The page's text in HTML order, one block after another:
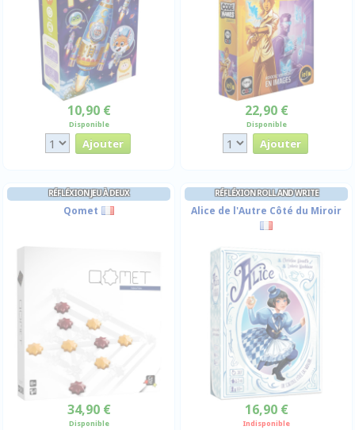
10,90 €
Disponible
22,90 €
Disponible
RÉFLÉXION JEU À DEUX
Qomet
34,90 €
Disponible
RÉFLÉXION ROLL AND WRITE
Alice de l'Autre Côté du Miroir
16,90 €
Indisponible